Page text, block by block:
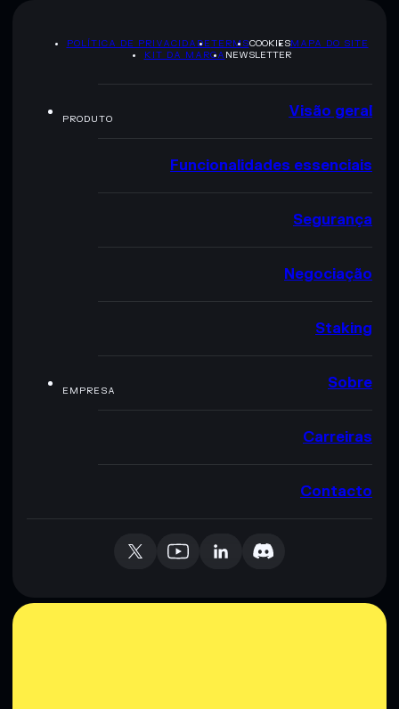
POLÍTICA DE PRIVACIDADETERMSCOOKIESMAPA DO SITE
KIT DA MARCA NEWSLETTER
PRODUTO Visão geral
Funcionalidades essenciais
Segurança
Negociação
Staking
EMPRESA Sobre
Carreiras
Contacto